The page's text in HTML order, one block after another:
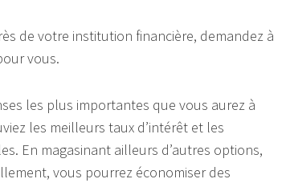
de votre institution financière, demandez à
vous.
les plus importantes que vous aurez à
les meilleurs taux d’intérêt et les
En magasinant ailleurs d’autres options,
vous pourrez économiser des